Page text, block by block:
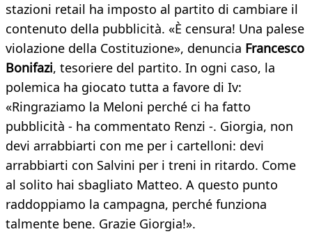
stazioni retail ha imposto al partito di cambiare il
contenuto della pubblicità. «È censura! Una palese
violazione della Costituzione», denuncia Francesco
Bonifazi, tesoriere del partito. In ogni caso, la
polemica ha giocato tutta a favore di Iv:
«Ringraziamo la Meloni perché ci ha fatto
pubblicità - ha commentato Renzi -. Giorgia, non
devi arrabbiarti con me per i cartelloni: devi
arrabbiarti con Salvini per i treni in ritardo. Come
al solito hai sbagliato Matteo. A questo punto
raddoppiamo la campagna, perché funziona
talmente bene. Grazie Giorgia!».